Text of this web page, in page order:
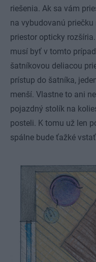
riešenia. Ak sa vám
na vybudovanú
priestor opticky
musí byť v tomto
šatníkovou deliacou
prístup do šatníka,
menší. Vlastne to ani
pojazdný stolík na
posteli. K tomu už len
spálne bude ťažké